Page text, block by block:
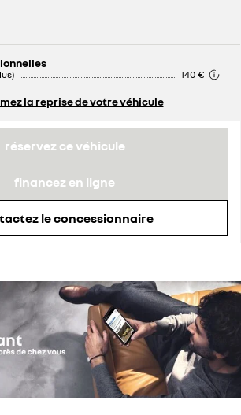
140 €
la reprise de votre véhicule
réservez ce véhicule
financez en ligne
le concessionnaire